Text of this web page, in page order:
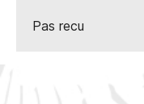
Pas recu